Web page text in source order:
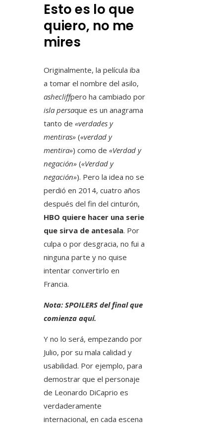
Esto es lo que
quiero, no me
mires
Originalmente, la película iba
a tomar el nombre del asilo,
ashecliffpero ha cambiado por
isla persaque es un anagrama
tanto de «verdades y
mentiras» («verdad y
mentira») como de «Verdad y
negación» («Verdad y
negación»). Pero la idea no se
perdió en 2014, cuatro años
después del fin del cinturón,
HBO quiere hacer una serie
que sirva de antesala. Por
culpa o por desgracia, no fui a
ninguna parte y no quise
intentar convertirlo en
Francia.
Nota: SPOILERS del final que
comienza aquí.
Y no lo será, empezando por
Julio, por su mala calidad y
usabilidad. Por ejemplo, para
demostrar que el personaje
de Leonardo DiCaprio es
verdaderamente
internacional, en cada escena